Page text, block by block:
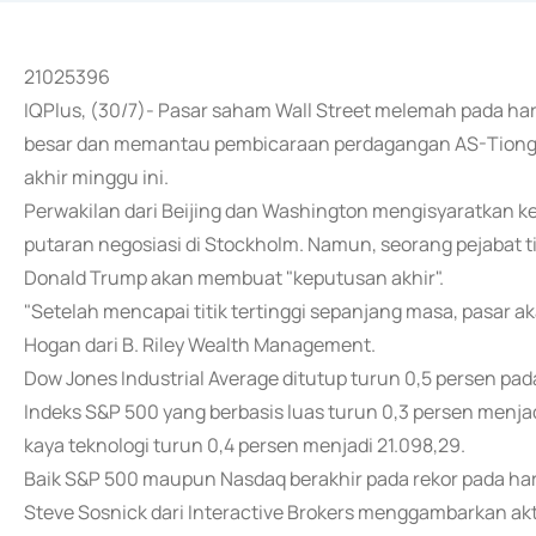
21025396
IQPlus, (30/7)- Pasar saham Wall Street melemah pada
besar dan memantau pembicaraan perdagangan AS-
akhir minggu ini.
Perwakilan dari Beijing dan Washington mengisyaratkan
putaran negosiasi di Stockholm. Namun, seorang pejabat
Donald Trump akan membuat "keputusan akhir".
"Setelah mencapai titik tertinggi sepanjang masa, pasar
Hogan dari B. Riley Wealth Management.
Dow Jones Industrial Average ditutup turun 0,5 persen
Indeks S&P 500 yang berbasis luas turun 0,3 persen
kaya teknologi turun 0,4 persen menjadi 21.098,29.
Baik S&P 500 maupun Nasdaq berakhir pada rekor pada
Steve Sosnick dari Interactive Brokers menggambarkan